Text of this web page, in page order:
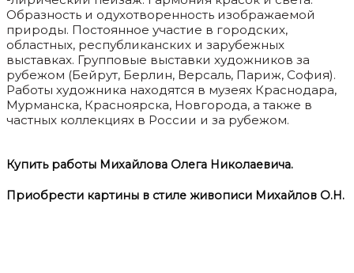
Образность и одухотворенность изображаемой
природы. Постоянное участие в городских,
областных, республиканских и зарубежных
выставках. Групповые выставки художников за
рубежом (Бейрут, Берлин, Версаль, Париж, София).
Работы художника находятся в музеях Краснодара,
Мурманска, Красноярска, Новгорода, а также в
частных коллекциях в России и за рубежом.
Купить работы Михайлова Олега Николаевича.
Приобрести картины в стиле живописи Михайлов О.Н.